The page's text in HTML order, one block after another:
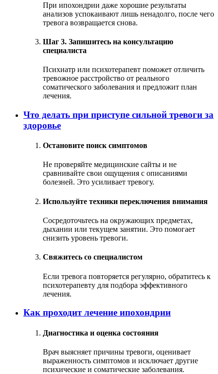
При ипохондрии даже хорошие результаты
анализов успокаивают лишь ненадолго, после чего
тревога возвращается снова.
Шаг 3. Запишитесь на консультацию
специалиста
Психиатр или психотерапевт поможет отличить
тревожное расстройство от реального
соматического заболевания и предложит план
лечения.
Что делать при приступе сильной тревоги за
здоровье
Остановите поиск симптомов
Не проверяйте медицинские сайты и не
сравнивайте свои ощущения с описаниями
болезней. Это усиливает тревогу.
Используйте техники переключения внимания
Сосредоточьтесь на окружающих предметах,
дыхании или текущем занятии. Это помогает
снизить уровень тревоги.
Свяжитесь со специалистом
Если тревога повторяется регулярно, обратитесь к
психотерапевту для подбора эффективного
лечения.
Как проходит лечение ипохондрии
Диагностика и оценка состояния
Врач выясняет причины тревоги, оценивает
выраженность симптомов и исключает другие
психические и соматические заболевания.